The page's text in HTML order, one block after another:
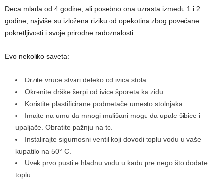
Deca mlađa od 4 godine, ali posebno ona uzrasta između 1 i 2
godine, najviše su izložena riziku od opekotina zbog povećane
pokretljivosti i svoje prirodne radoznalosti.
Evo nekoliko saveta:
Držite vruće stvari deleko od ivica stola.
Okrenite drške šerpi od ivice šporeta ka zidu.
Koristite plastificirane podmetače umesto stolnjaka.
Imajte na umu da mnogi mališani mogu da upale šibice i
upaljače. Obratite pažnju na to.
Instalirajte sigurnosni ventil koji dovodi toplu vodu u vaše
kupatilo na 50° C.
Uvek prvo pustite hladnu vodu u kadu pre nego što dodate
toplu.